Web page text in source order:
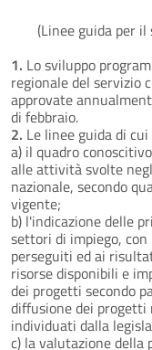
(Linee guida per
1. Lo sviluppo
regionale del servizio
approvate
di febbraio.
2. Le linee guida di
a) il quadro
alle attività svolte
nazionale, secondo
vigente;
b) l'indicazione delle
settori di impiego,
perseguiti ed ai
risorse disponibili e
dei progetti secondo
diffusione dei
individuati dalla
c) la valutazione della